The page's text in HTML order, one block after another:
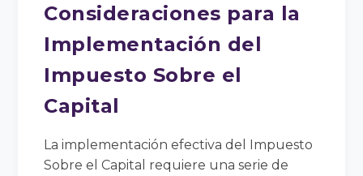
Consideraciones para la
Implementación del
Impuesto Sobre el
Capital
La implementación efectiva del Impuesto
Sobre el Capital requiere una serie de